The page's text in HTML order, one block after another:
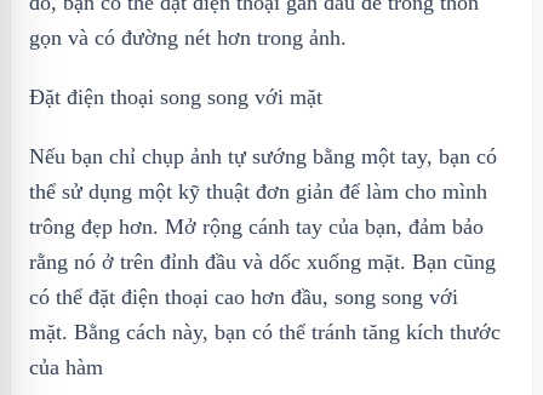
gọn và có đường nét hơn trong ảnh.
Đặt điện thoại song song với mặt
Nếu bạn chỉ chụp ảnh tự sướng bằng một tay, bạn có
thể sử dụng một kỹ thuật đơn giản để làm cho mình
trông đẹp hơn. Mở rộng cánh tay của bạn, đảm bảo
rằng nó ở trên đỉnh đầu và dốc xuống mặt. Bạn cũng
có thể đặt điện thoại cao hơn đầu, song song với
mặt. Bằng cách này, bạn có thể tránh tăng kích thước
của hàm